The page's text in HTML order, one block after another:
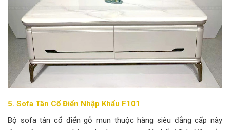
5. Sofa Tân Cổ Điển Nhập Khẩu F101
Bộ sofa tân cổ điển gỗ mun thuộc hàng siêu đẳng cấp này